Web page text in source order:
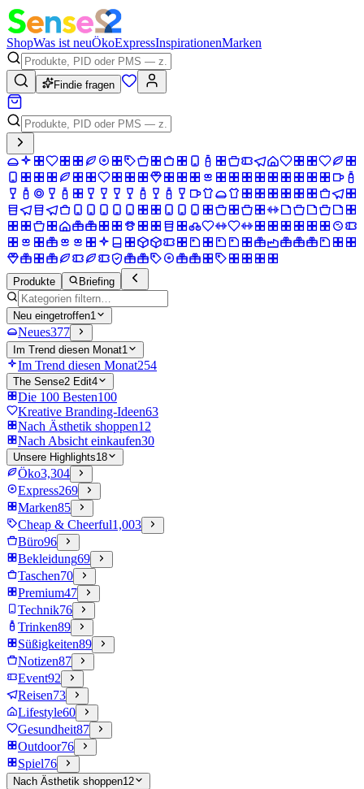
ShopWas ist neuÖkoExpressInspirationenMarken
Findie fragen
Produkte Briefing
Neu eingetroffen1
Neues377
Im Trend diesen Monat1
Im Trend diesen Monat254
The Sense2 Edit4
Die 100 Besten100
Kreative Branding-Ideen63
Nach Ästhetik shoppen12
Nach Absicht einkaufen30
Unsere Highlights18
Öko3,304
Express269
Marken85
Cheap & Cheerful1,003
Büro96
Bekleidung69
Taschen70
Premium47
Technik76
Trinken89
Süßigkeiten89
Notizen87
Event92
Reisen73
Lifestyle60
Gesundheit87
Outdoor76
Spiel76
Nach Ästhetik shoppen12